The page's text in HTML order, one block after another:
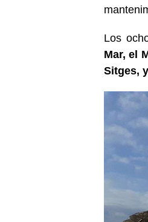
Los
Mar, el
Sitges,